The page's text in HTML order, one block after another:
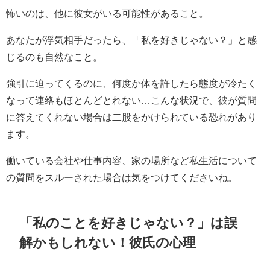
怖いのは、他に彼女がいる可能性があること。
あなたが浮気相手だったら、「私を好きじゃない？」と感
じるのも自然なこと。
強引に迫ってくるのに、何度か体を許したら態度が冷たく
なって連絡もほとんどとれない…こんな状況で、彼が質問
に答えてくれない場合は二股をかけられている恐れがあり
ます。
働いている会社や仕事内容、家の場所など私生活について
の質問をスルーされた場合は気をつけてくださいね。
「私のことを好きじゃない？」は誤
解かもしれない！彼氏の心理